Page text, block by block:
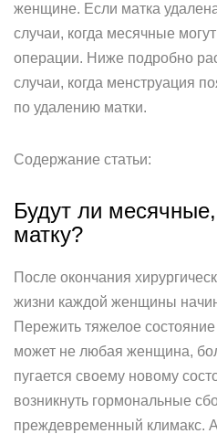
женщине. Если матка
случаи, когда месячные
операции. Ниже подробно
случаи, когда менструация
по удалению матки.
Cодержание статьи:
Будут ли
матку?
После окончания
жизни каждой женщины
Пережить тяжелое
может не любая женщина,
пугается своему новому
возникнуть гормональные
преждевременный климакс.